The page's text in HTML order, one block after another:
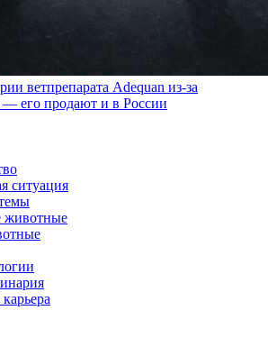
ветпрепарата Adequan из-за
— его продают и в России
ситуация
животные